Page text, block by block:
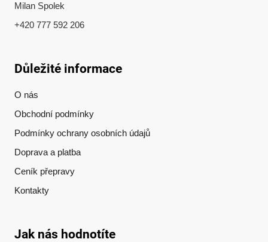
Milan Spolek
+420 777 592 206
Důležité informace
O nás
Obchodní podmínky
Podmínky ochrany osobních údajů
Doprava a platba
Ceník přepravy
Kontakty
Jak nás hodnotíte